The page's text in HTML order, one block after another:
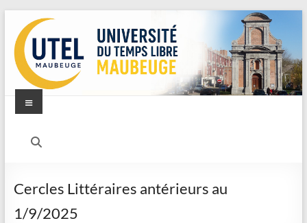
Cercles Littéraires antérieurs au
1/9/2025